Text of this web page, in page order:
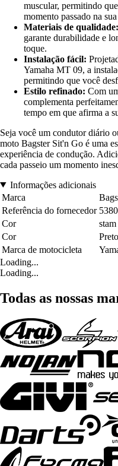
muscular, permitindo
momento passado na
Materiais de qualidade:
garante durabilidade e
toque.
Instalação fácil:
Yamaha MT 09, a
permitindo que você
Estilo refinado: Com
complementa
tempo em que afirma a
Seja você um condutor diário
moto Bagster Sit'n Go é uma
experiência de condução.
cada passeio um momento
Informações adicionais
Marca
Referência do fornecedor
Cor
Cor
Preto
Marca de motocicleta
Loading...
Loading...
Todas as nossas